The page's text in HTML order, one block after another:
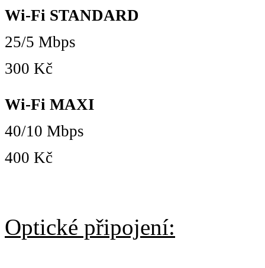
Wi-Fi STANDARD
25/5 Mbps
300 Kč
Wi-Fi MAXI
40/10 Mbps
400 Kč
Optické připojení: